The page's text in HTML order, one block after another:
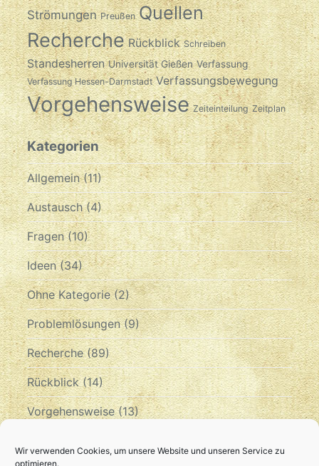
Wir verwenden Cookies, um unsere Website und unseren Service zu
optimieren.
Strömungen Preußen Quellen
Recherche Rückblick Schreiben
Standesherren Universität Gießen Verfassung
Verfassung Hessen-Darmstadt Verfassungsbewegung
Vorgehensweise Zeiteinteilung Zeitplan
Kategorien
Allgemein(11)
Austausch(4)
Fragen(10)
Ideen(34)
Ohne Kategorie(2)
Problemlösungen(9)
Recherche(89)
Rückblick(14)
Vorgehensweise(13)